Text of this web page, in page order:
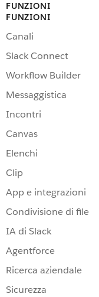
FUNZIONI
FUNZIONI
Canali
Slack Connect
Workflow Builder
Messaggistica
Incontri
Canvas
Elenchi
Clip
App e integrazioni
Condivisione di file
IA di Slack
Agentforce
Ricerca aziendale
Sicurezza